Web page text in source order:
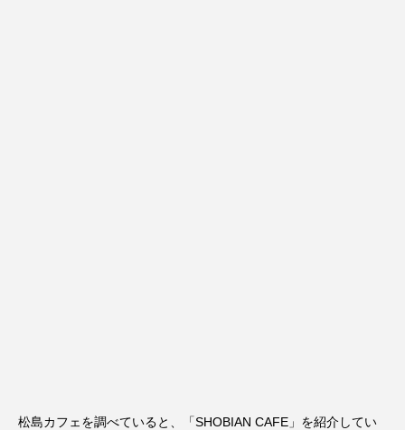
松島カフェを調べていると、「SHOBIAN CAFE」を紹介してい